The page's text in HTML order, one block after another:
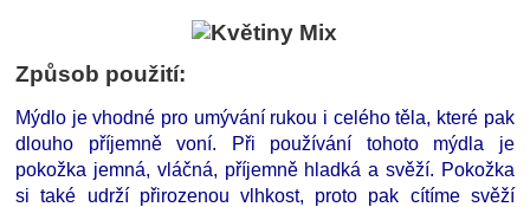
Způsob použití:
Mýdlo je vhodné pro umývání rukou i celého těla, které pak
dlouho příjemně voní. Při používání tohoto mýdla je
pokožka jemná, vláčná, příjemně hladká a svěží. Pokožka
si také udrží přirozenou vlhkost, proto pak cítíme svěží